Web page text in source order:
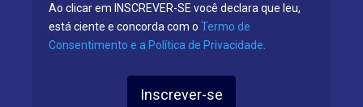
Ao clicar em INSCREVER-SE você declara que leu,
está ciente e concorda com o Termo de
Consentimento e a Política de Privacidade.
Inscrever-se